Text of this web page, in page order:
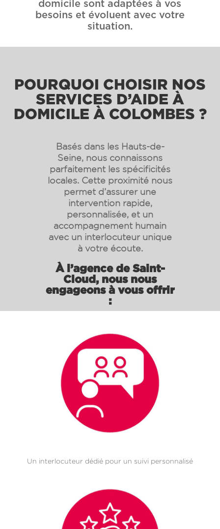
domicile sont adaptées à vos
besoins et évoluent avec votre
situation.
POURQUOI CHOISIR NOS
SERVICES D’AIDE À
DOMICILE À COLOMBES ?
Basés dans les Hauts-de-
Seine, nous connaissons
parfaitement les spécificités
locales. Cette proximité nous
permet d’assurer une
intervention rapide,
personnalisée, et un
accompagnement humain
avec un interlocuteur unique
à votre écoute.
À l’agence de Saint-
Cloud, nous nous
engageons à vous offrir
:
Un interlocuteur dédié pour un suivi personnalisé